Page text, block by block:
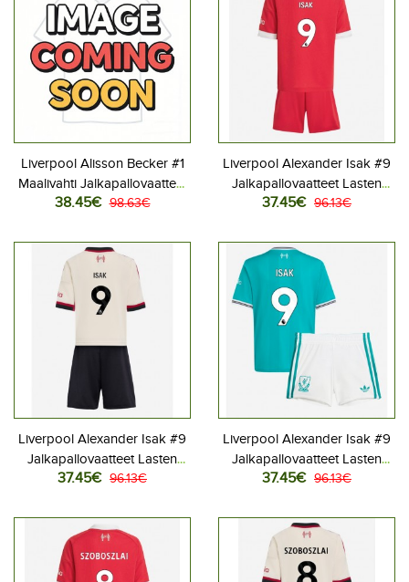
Liverpool Alisson Becker #1
Maalivahti Jalkapallovaatteet
Lasten Kolmas peliasu 2025-
housut)
38.45€ 98.63€
Liverpool Alexander Isak #9
Jalkapallovaatteet Lasten
Kotipeliasu 2025-26
housut)
37.45€ 96.13€
Liverpool Alexander Isak #9
Jalkapallovaatteet Lasten
Vieraspeliasu 2025-26
housut)
37.45€ 96.13€
Liverpool Alexander Isak #9
Jalkapallovaatteet Lasten
Kolmas peliasu 2025-26
housut)
37.45€ 96.13€